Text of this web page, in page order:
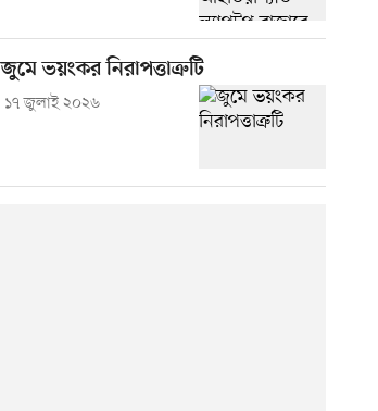
জুমে ভয়ংকর নিরাপত্তাত্রুটি
১৭ জুলাই ২০২৬